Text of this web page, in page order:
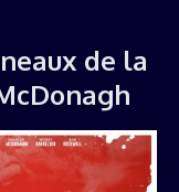
de la